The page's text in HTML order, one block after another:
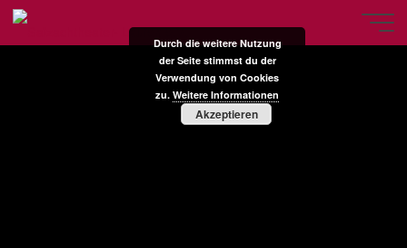
Zum
Durch die weitere Nutzung
der Seite stimmst du der
Verwendung von Cookies
zu. Weitere Informationen
Akzeptieren